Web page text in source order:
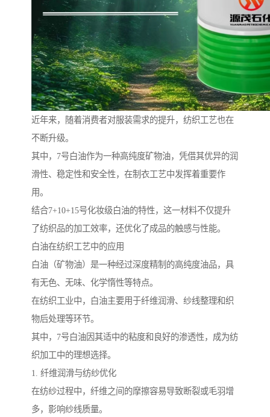
近年来，随着消费者对服装需求的提升，纺织工艺也在
不断升级。
其中，7号白油作为一种高纯度矿物油，凭借其优异的润
滑性、稳定性和安全性，在制衣工艺中发挥着重要作
用。
结合7+10+15号化妆级白油的特性，这一材料不仅提升
了纺织品的加工效率，还优化了成品的触感与性能。
白油在纺织工艺中的应用
白油（矿物油）是一种经过深度精制的高纯度油品，具
有无色、无味、化学惰性等特点。
在纺织工业中，白油主要用于纤维润滑、纱线整理和织
物后处理等环节。
其中，7号白油因其适中的粘度和良好的渗透性，成为纺
织加工中的理想选择。
1. 纤维润滑与纺纱优化
在纺纱过程中，纤维之间的摩擦容易导致断裂或毛羽增
多，影响纱线质量。